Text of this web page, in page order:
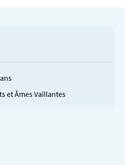
et Âmes Vaillantes